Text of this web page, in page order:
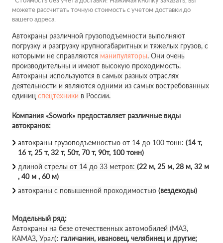
можете рассчитать точную стоимость с учетом доставки до
вашего адреса.
Автокраны различной грузоподъемности выполняют
погрузку и разгрузку крупногабаритных и тяжелых грузов, с
которыми не справляются манипуляторы. Они очень
производительны и имеют высокую проходимость.
Автокраны используются в самых разных отраслях
деятельности и являются одними из самых востребованных
единиц спецтехники в России.
Компания «Sowork» предоставляет различные виды
автокранов:
автокраны грузоподъемностью от 14 до 100 тонн: (14 т,
16 т, 25 т, 32 т, 50т, 70 т, 90т, 100 тонн)
длиной стрелы от 14 до 33 метров: (22 м, 25 м, 28 м, 32 м
, 40 м , 60 м)
автокраны с повышенной проходимостью (вездеходы)
Модельный ряд:
Автокраны на безе отечественных автомобилей (МАЗ,
КАМАЗ, Урал): галичанин, ивановец, челябинец и другие;